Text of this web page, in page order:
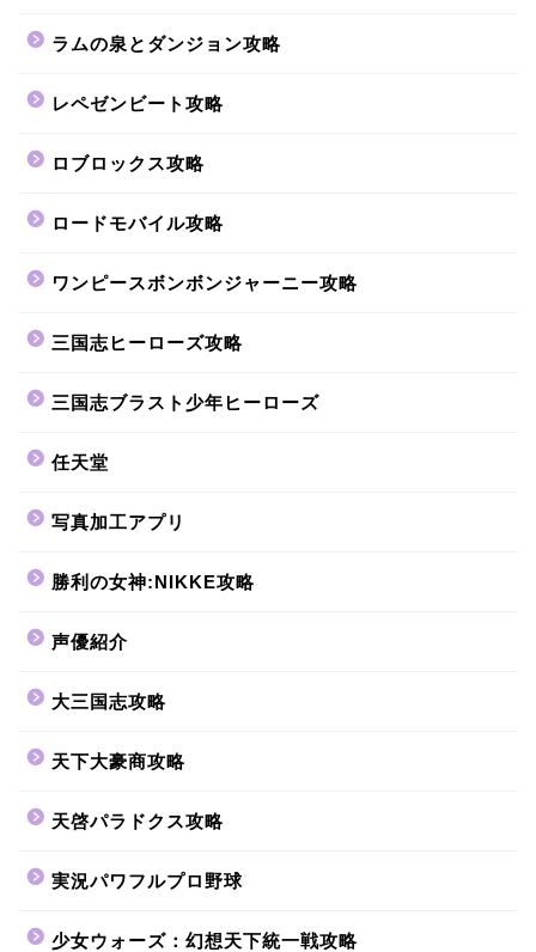
ラムの泉とダンジョン攻略
レペゼンビート攻略
ロブロックス攻略
ロードモバイル攻略
ワンピースボンボンジャーニー攻略
三国志ヒーローズ攻略
三国志ブラスト少年ヒーローズ
任天堂
写真加工アプリ
勝利の女神:NIKKE攻略
声優紹介
大三国志攻略
天下大豪商攻略
天啓パラドクス攻略
実況パワフルプロ野球
少女ウォーズ：幻想天下統一戦攻略